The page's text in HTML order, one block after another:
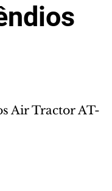
Air Tractor AT-